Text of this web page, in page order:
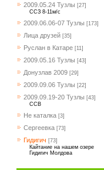
2009.05.24 Тузлы [27]
ССЗ 8-11м/с
2009.06.06-07 Тузлы [173]
Лица друзей [35]
Руслан в Катаре [11]
2009.05.16 Тузлы [43]
Донузлав 2009 [29]
2009.09.06 Тузлы [22]
2009.09.19-20 Тузлы [43]
ССВ
Не каталка [3]
Сергеевка [73]
Гидигич [73]
Кайтание на нашем озере
Гидигич Молдова